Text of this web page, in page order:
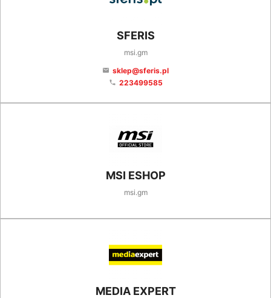
SFERIS
msi.gm
email sklep@sferis.pl
phone 223499585
MSI ESHOP
msi.gm
MEDIA EXPERT